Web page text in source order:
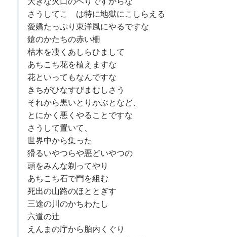
さうしてこゝは特に地獄にこしらえる
愛嬌たっぷり東洋風にやるですな
鎗のかたちの赤い柵
枯木を凄くあしらひまして
あちこち花を植えますな
花といってもなんですな
きちがひなすびまむしさう
それから黒いとりかぶとなど、
とにかく悪くやることですな
さうして置いて、
世界中から集った
猾るいやつらや悪どいやつの
頭をみんな剃ってやり
あちこち石で門を組む
死出の山路のほととぎす
三途の川のかちわたし
六道の辻
えんまの庁から胎内くぐり